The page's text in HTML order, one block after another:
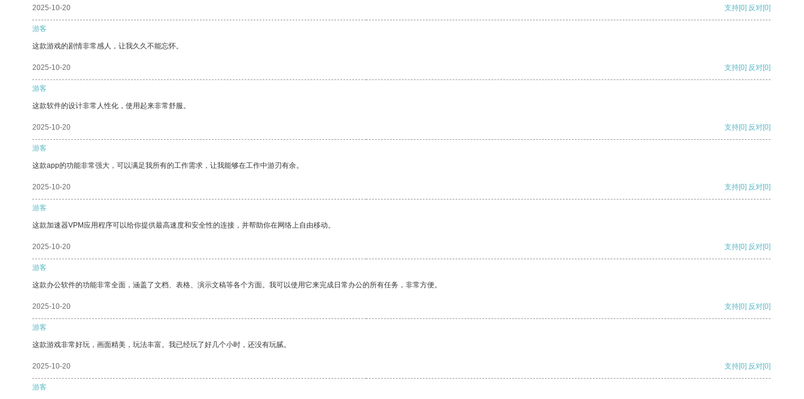
2025-10-20 支持[0] 反对[0]
游客
这款游戏的剧情非常感人，让我久久不能忘怀。
2025-10-20 支持[0] 反对[0]
游客
这款软件的设计非常人性化，使用起来非常舒服。
2025-10-20 支持[0] 反对[0]
游客
这款app的功能非常强大，可以满足我所有的工作需求，让我能够在工作中游刃有余。
2025-10-20 支持[0] 反对[0]
游客
这款加速器VPM应用程序可以给你提供最高速度和安全性的连接，并帮助你在网络上自由移动。
2025-10-20 支持[0] 反对[0]
游客
这款办公软件的功能非常全面，涵盖了文档、表格、演示文稿等各个方面。我可以使用它来完成日常办公的所有任务，非常方便。
2025-10-20 支持[0] 反对[0]
游客
这款游戏非常好玩，画面精美，玩法丰富。我已经玩了好几个小时，还没有玩腻。
2025-10-20 支持[0] 反对[0]
游客